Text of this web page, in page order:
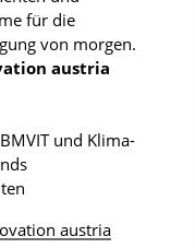
für die
von morgen.
austria
und Klima-
austria